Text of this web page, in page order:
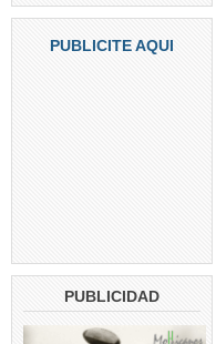
PUBLICITE AQUI
PUBLICIDAD